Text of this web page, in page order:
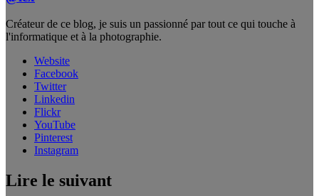
Créateur de ce blog, je suis un passionné par tout ce qui touche à
l'informatique et à la photographie.
Website
Facebook
Twitter
Linkedin
Flickr
YouTube
Pinterest
Instagram
Lire le suivant